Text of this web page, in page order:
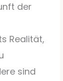
der
Realität,
sind